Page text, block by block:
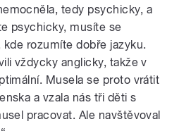
tedy psychicky, a
psychicky, musíte se
rozumíte dobře jazyku.
vždycky anglicky, takže v
Musela se proto vrátit
a vzala nás tři děti s
pracovat. Ale navštěvoval